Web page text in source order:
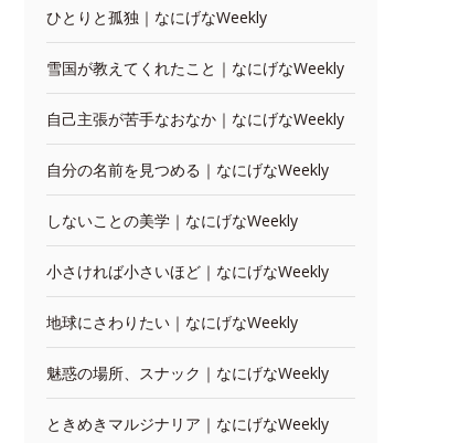
ひとりと孤独｜なにげなWeekly
雪国が教えてくれたこと｜なにげなWeekly
自己主張が苦手なおなか｜なにげなWeekly
自分の名前を見つめる｜なにげなWeekly
しないことの美学｜なにげなWeekly
小さければ小さいほど｜なにげなWeekly
地球にさわりたい｜なにげなWeekly
魅惑の場所、スナック｜なにげなWeekly
ときめきマルジナリア｜なにげなWeekly